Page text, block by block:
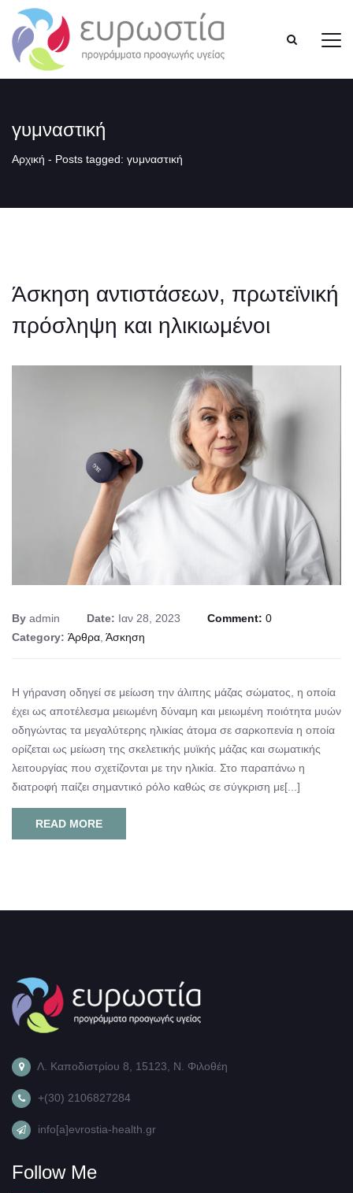
γυμναστική
Αρχική - Posts tagged: γυμναστική
Άσκηση αντιστάσεων, πρωτεϊνική
πρόσληψη και ηλικιωμένοι
By admin Date: Ιαν 28, 2023 Comment: 0
Category: Άρθρα Άσκηση
Η γήρανση οδηγεί σε μείωση την άλιπης μάζας σώματος, η οποία
έχει ως αποτέλεσμα μειωμένη δύναμη και μειωμένη ποιότητα μυών
οδηγώντας τα μεγαλύτερης ηλικίας άτομα σε σαρκοπενία η οποία
ορίζεται ως μείωση της σκελετικής μυϊκής μάζας και σωματικής
λειτουργίας που σχετίζονται με την ηλικία. Στο παραπάνω η
διατροφή παίζει σημαντικό ρόλο καθώς σε σύγκριση με[...]
READ MORE
Λ. Καποδιστρίου 8, 15123, Ν. Φιλοθέη
+(30) 2106827284
info[a]evrostia-health.gr
Follow Me